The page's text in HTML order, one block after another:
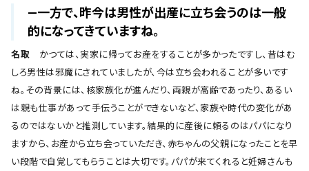
―一方で、昨今は男性が出産に立ち会うのは一般
的になってきていますね。
名取 かつては、実家に帰ってお産をすることが多かったですし、昔はむ
しろ男性は邪魔にされていましたが、今は立ち会われることが多いです
ね。その背景には、核家族化が進んだり、両親が高齢であったり、あるい
は親も仕事があって手伝うことができないなど、家族や時代の変化があ
るのではないかと推測しています。結果的に産後に頼るのはパパになり
ますから、お産から立ち会っていただき、赤ちゃんの父親になったことを早
い段階で自覚してもらうことは大切です。パパが来てくれると妊婦さんも